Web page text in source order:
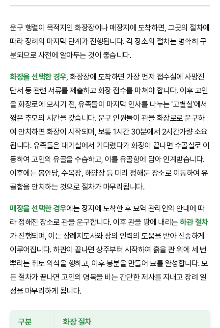
운구 행렬이 목적지인 화장장이나 매장지에 도착하면, 그곳의 절차에
따라 장례의 마지막 단계가 진행됩니다. 각 장소의 절차는 명확히 구
분되므로 사전에 알아두는 것이 좋습니다.
화장을 선택한 경우, 화장장에 도착하면 가장 먼저 접수실에 사망진
단서 등 관련 서류를 제출하고 화장 접수를 마쳐야 합니다. 이후 고인
을 화장로에 모시기 전, 유족들이 마지막 인사를 나누는 '고별실'에서
짧은 추모의 시간을 갖습니다. 운구 인원들이 관을 화장로로 운구하
여 안치하면 화장이 시작되며, 보통 1시간 30분에서 2시간가량 소요
됩니다. 유족들은 대기실에서 기다렸다가 화장이 끝나면 수골실로 이
동하여 고인의 유골을 수습하고, 이를 유골함에 담아 인계받습니다.
이후에는 봉안당, 수목장, 해양장 등 미리 정해둔 장소로 이동하여 유
골함을 안치하는 것으로 절차가 마무리됩니다.
매장을 선택한 경우에는 장지에 도착한 후 묘역 관리인의 안내에 따
라 정해진 장소로 관을 운구합니다. 이후 관을 땅에 내리는하관 절차
가 진행되며, 이는 장례지도사와 장의 인력의 도움을 받아 신중하게
이루어집니다. 하관이 끝나면 상주부터 시작하여 흙을 관 위에 세 번
뿌리는 취토 의식을 행하고, 이후 봉분을 만들어 묘를 완성합니다. 모
든 절차가 끝나면 고인의 명복을 비는 간단한 제사를 지내고 장례 일
정을 마무리하게 됩니다.
구분 화장 절차